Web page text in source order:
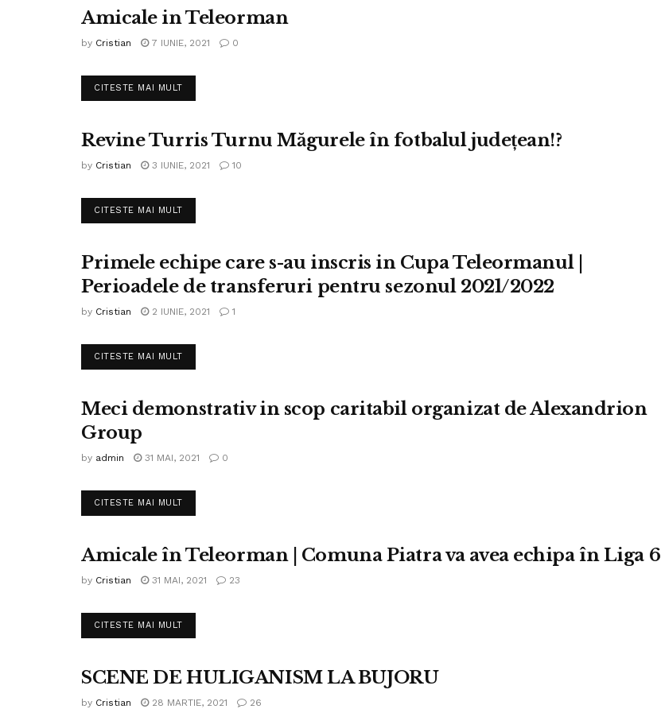
FOTBAL ONOARE
Amicale in Teleorman
by Cristian 7 IUNIE, 2021 0
CITESTE MAI MULTDETAILS
FOTBAL LIGA IV
Revine Turris Turnu Măgurele în fotbalul județean!?
by Cristian 3 IUNIE, 2021 10
CITESTE MAI MULTDETAILS
FOTBAL LIGA IV
Primele echipe care s-au inscris in Cupa Teleormanul |
Perioadele de transferuri pentru sezonul 2021/2022
by Cristian 2 IUNIE, 2021 1
CITESTE MAI MULTDETAILS
FOTBAL LIGA IV
Meci demonstrativ in scop caritabil organizat de Alexandrion
Group
by admin 31 MAI, 2021 0
CITESTE MAI MULTDETAILS
FOTBAL LIGA IV
Amicale în Teleorman | Comuna Piatra va avea echipa în Liga 6
by Cristian 31 MAI, 2021 23
CITESTE MAI MULTDETAILS
FOTBAL PROMOTIE
SCENE DE HULIGANISM LA BUJORU
by Cristian 28 MARTIE, 2021 26